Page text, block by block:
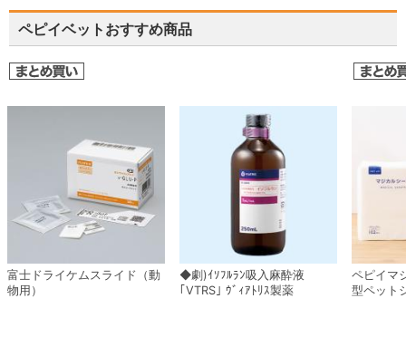
ペピイベットおすすめ商品
富士ドライケムスライド（動
物用）
◆劇)ｲｿﾌﾙﾗﾝ吸入麻酔液
｢VTRS｣ ｳﾞｨｱﾄﾘｽ製薬
ペピイマ
型ペット